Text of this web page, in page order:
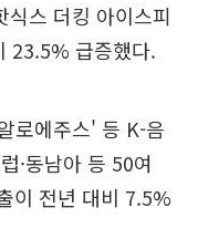
스 더킹 아이스피
23.5% 급증했다.
로에주스' 등 K-음
·동남아 등 50여
이 전년 대비 7.5%